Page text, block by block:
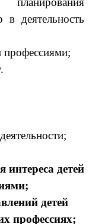
в деятельность
профессиями;
интереса детей
детей
профессиях;